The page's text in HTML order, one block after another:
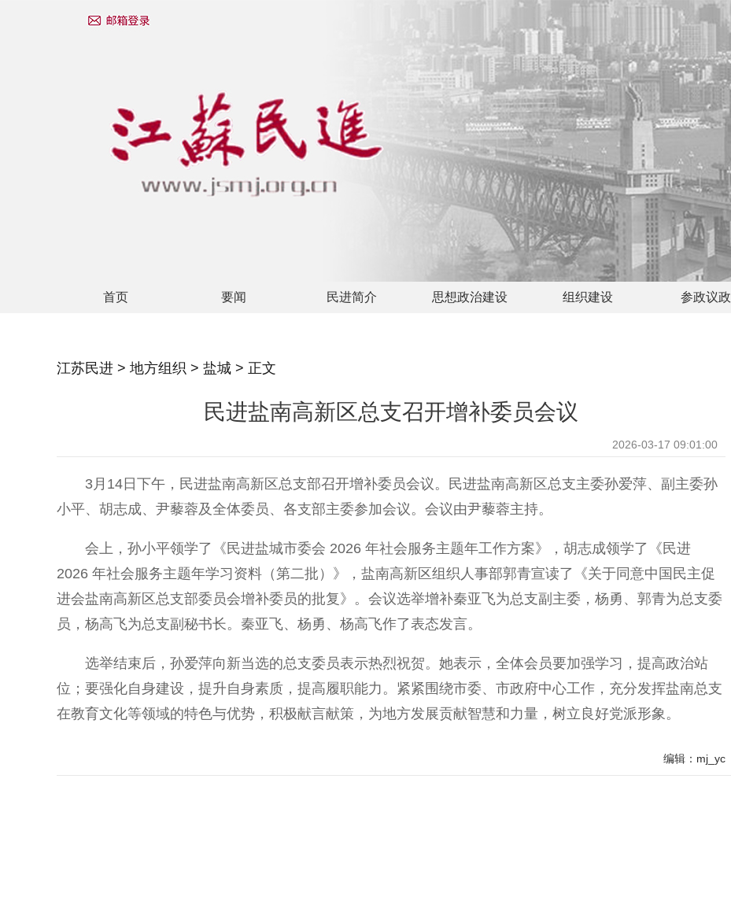
首页 要闻 民进简介 思想政治建设 组织建设 参政议政
江苏民进 > 地方组织 > 盐城 > 正文
民进盐南高新区总支召开增补委员会议
2026-03-17 09:01:00
3月14日下午，民进盐南高新区总支部召开增补委员会议。民进盐南高新区总支主委孙爱萍、副主委孙
小平、胡志成、尹藜蓉及全体委员、各支部主委参加会议。会议由尹藜蓉主持。
会上，孙小平领学了《民进盐城市委会 2026 年社会服务主题年工作方案》，胡志成领学了《民进
2026 年社会服务主题年学习资料（第二批）》，盐南高新区组织人事部郭青宣读了《关于同意中国民主促
进会盐南高新区总支部委员会增补委员的批复》。会议选举增补秦亚飞为总支副主委，杨勇、郭青为总支委
员，杨高飞为总支副秘书长。秦亚飞、杨勇、杨高飞作了表态发言。
选举结束后，孙爱萍向新当选的总支委员表示热烈祝贺。她表示，全体会员要加强学习，提高政治站
位；要强化自身建设，提升自身素质，提高履职能力。紧紧围绕市委、市政府中心工作，充分发挥盐南总支
在教育文化等领域的特色与优势，积极献言献策，为地方发展贡献智慧和力量，树立良好党派形象。
编辑：mj_yc